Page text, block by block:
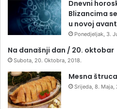
Dnevni
Blizancima
u novoj
Ponedjeljak, 3.
Na današnji dan / 20. oktobar
Subota, 20. Oktobra, 2018.
Mesna štruca
Srijeda, 8. Maja,